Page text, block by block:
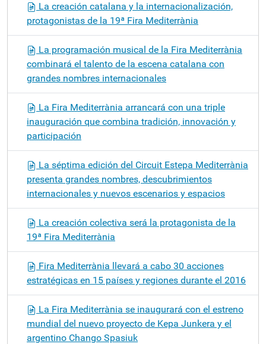
La creación catalana y la internacionalización,
protagonistas de la 19ª Fira Mediterrània
La programación musical de la Fira Mediterrània
combinará el talento de la escena catalana con
grandes nombres internacionales
La Fira Mediterrània arrancará con una triple
inauguración que combina tradición, innovación y
participación
La séptima edición del Circuit Estepa Mediterrània
presenta grandes nombres, descubrimientos
internacionales y nuevos escenarios y espacios
La creación colectiva será la protagonista de la
19ª Fira Mediterrània
Fira Mediterrània llevará a cabo 30 acciones
estratégicas en 15 países y regiones durante el 2016
La Fira Mediterrània se inaugurará con el estreno
mundial del nuevo proyecto de Kepa Junkera y el
argentino Chango Spasiuk